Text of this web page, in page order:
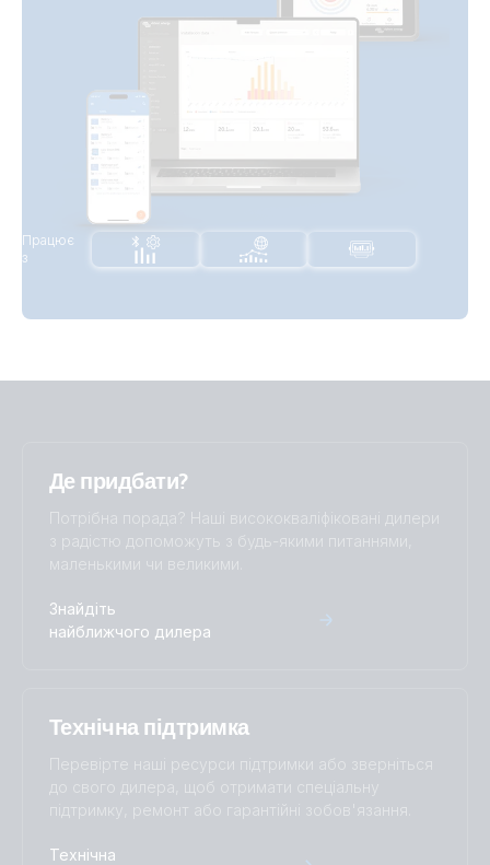
Працює
з
Де придбати?
Потрібна порада? Наші висококваліфіковані дилери
з радістю допоможуть з будь-якими питаннями,
маленькими чи великими.
Знайдіть
найближчого дилера
Технічна підтримка
Перевірте наші ресурси підтримки або зверніться
до свого дилера, щоб отримати спеціальну
підтримку, ремонт або гарантійні зобов'язання.
Технічна